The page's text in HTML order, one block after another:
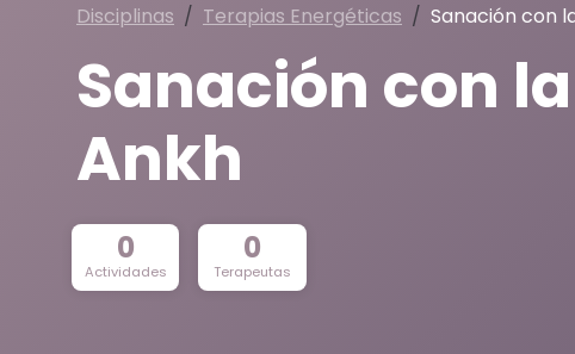
Disciplinas Terapias Energéticas Sanación con
Sanación con
Ankh
0
Actividades
0
Terapeutas